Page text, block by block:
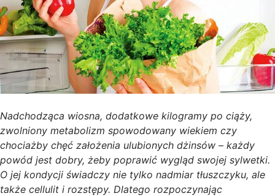
Nadchodząca wiosna, dodatkowe kilogramy po ciąży,
zwolniony metabolizm spowodowany wiekiem czy
chociażby chęć założenia ulubionych dżinsów – każdy
powód jest dobry, żeby poprawić wygląd swojej sylwetki.
O jej kondycji świadczy nie tylko nadmiar tłuszczyku, ale
także cellulit i rozstępy. Dlatego rozpoczynając